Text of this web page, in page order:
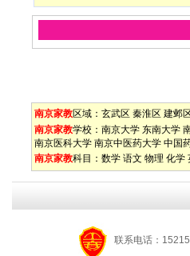
南京家教区域： 玄武区 秦淮区 建邺
南京家教学校： 南京大学 东南大学
南京医科大学 南京中医药大学 中国
南京家教科目： 数学 语文 物理 化学
联系电话：